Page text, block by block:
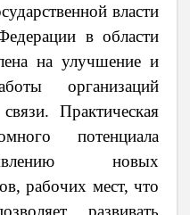
власти
в области
на улучшение и
организаций
Практическая
потенциала
новых
рабочих мест, что
развивать